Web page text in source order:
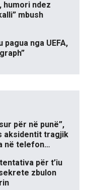
humori ndez
mbush
nga UEFA,
për në punë”,
aksidentit tragjik
në telefon…
për t’iu
zbulon